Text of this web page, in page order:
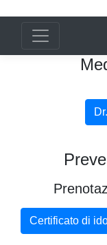
Certificato di